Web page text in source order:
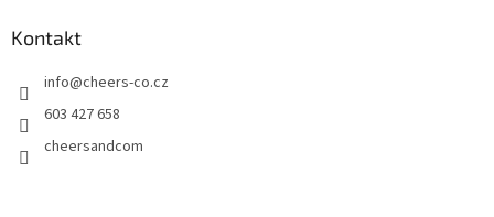
Kontakt
info@cheers-co.cz
603 427 658
cheersandcom